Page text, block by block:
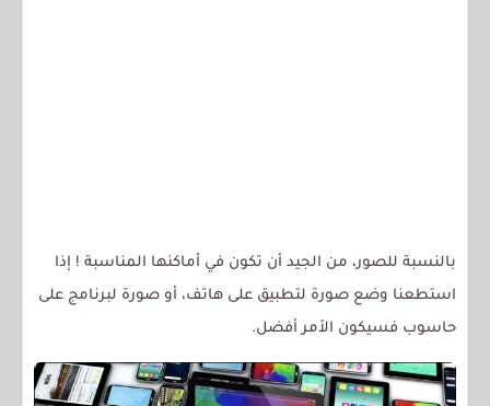
بالنسبة للصور، من الجيد أن تكون في أماكنها المناسبة ! إذا
استطعنا وضع صورة لتطبيق على هاتف، أو صورة لبرنامج على
حاسوب فسيكون الأمر أفضل.